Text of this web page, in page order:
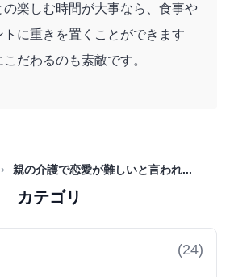
楽しむ時間が大事なら、食事や
に重きを置くことができます
だわるのも素敵です。
親の介護で恋愛が難しいと言われ...
カテゴリ
(24)